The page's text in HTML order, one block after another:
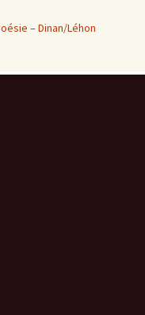
– Dinan/Léhon